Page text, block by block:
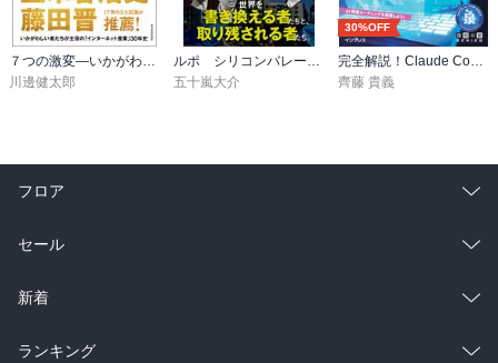
川邊健太郎
五十嵐大介
30%OFF
齊藤 貴義
フロア
総合
ラノベ
雑誌・グラビア
セール
総合
ラノベ
新着
総合
ランキング